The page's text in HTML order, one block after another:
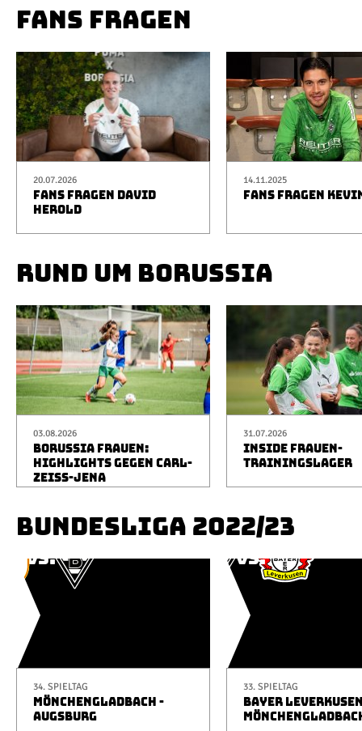
FANS FRAGEN
20.07.2026
FANS FRAGEN DAVID
HEROLD
14.11.2025
FANS FRAGEN
RUND UM BORUSSIA
03.08.2026
BORUSSIA FRAUEN:
HIGHLIGHTS GEGEN CARL-
ZEISS-JENA
31.07.2026
INSIDE FRAUEN-
TRAININGSLAGER
BUNDESLIGA 2022/23
34. SPIELTAG
MÖNCHENGLADBACH -
AUGSBURG
33. SPIELTAG
BAYER